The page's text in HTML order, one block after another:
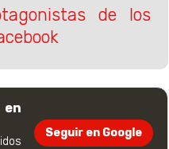
de los
Seguir en Google